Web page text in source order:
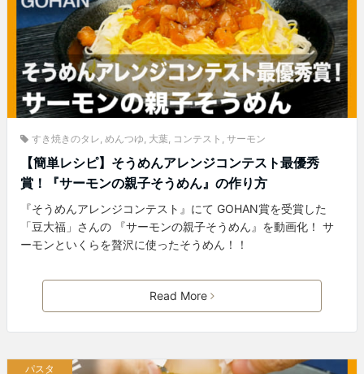
すき焼きのタレ めんつゆ 大葉 コンテスト サーモン
【簡単レシピ】そうめんアレンジコンテスト最優秀
賞！『サーモンの親子そうめん』の作り方
『そうめんアレンジコンテスト』にて GOHAN賞を受賞した
「豆大福」さんの 『サーモンの親子そうめん』を動画化！ サ
ーモンといくらを贅沢に使ったそうめん！！
Read More
パスタ